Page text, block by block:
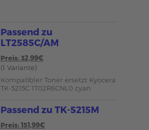
Passend zu
LT2585C/AM
Preis: 32,99€
(1 Variante)
Kompatibler Toner ersetzt Kyocera
TK-5215C 1T02R6CNL0 cyan
Passend zu TK-5215M
Preis: 151,99€